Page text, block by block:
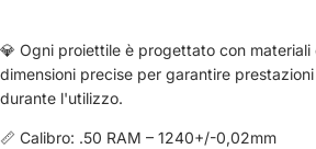
💎 Ogni proiettile è progettato con materiali
dimensioni precise per garantire
durante l'utilizzo.
📏 Calibro: .50 RAM – 1240+/-0,02mm